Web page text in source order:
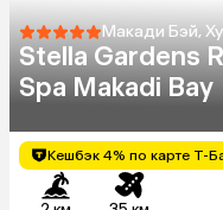
Макади Бэй,
Stella Gardens
Spa Makadi Bay
Кешбэк 4% по карте Т-